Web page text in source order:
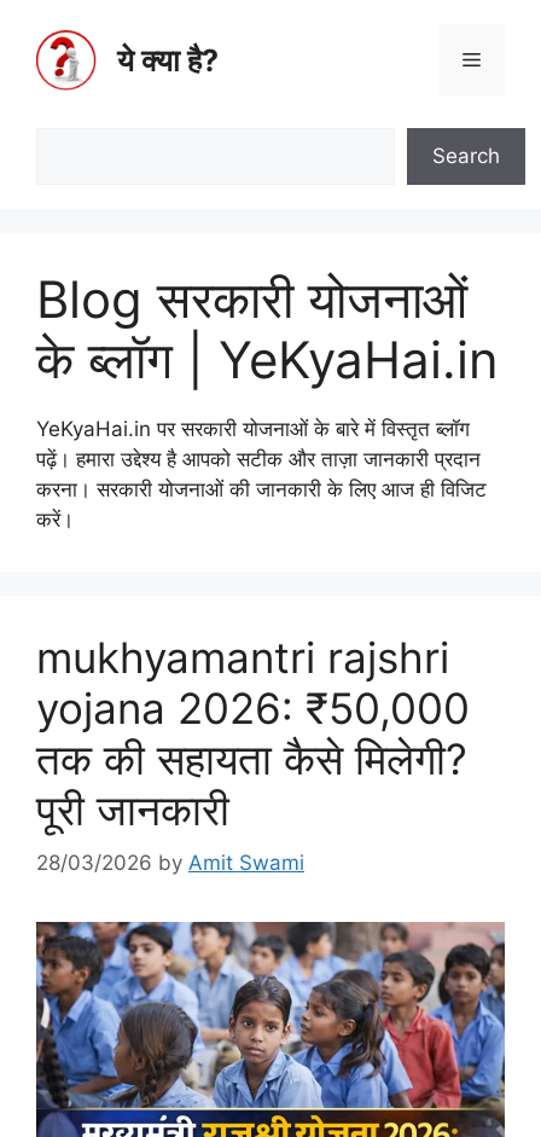
ये क्या है?
Search
Blog सरकारी योजनाओं
के ब्लॉग | YeKyaHai.in
YeKyaHai.in पर सरकारी योजनाओं के बारे में विस्तृत ब्लॉग
पढ़ें। हमारा उद्देश्य है आपको सटीक और ताज़ा जानकारी प्रदान
करना। सरकारी योजनाओं की जानकारी के लिए आज ही विजिट
करें।
mukhyamantri rajshri
yojana 2026: ₹50,000
तक की सहायता कैसे मिलेगी?
पूरी जानकारी
28/03/2026 by Amit Swami